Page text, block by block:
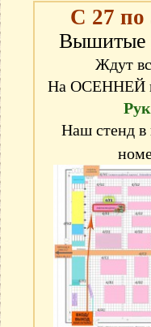
С 27 по
Вышитые
Ждут
На ОСЕННЕЙ
Наш стенд в